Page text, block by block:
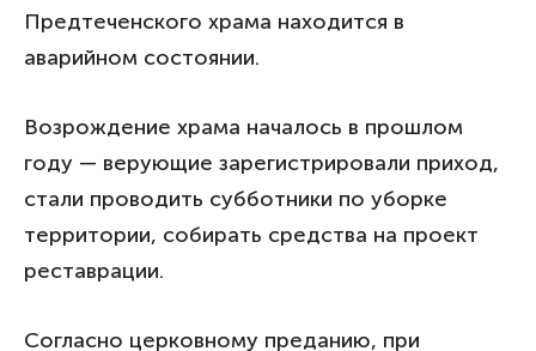
Предтеченского храма находится в
аварийном состоянии.
Возрождение храма началось в прошлом
году — верующие зарегистрировали приход,
стали проводить субботники по уборке
территории, собирать средства на проект
реставрации.
Согласно церковному преданию, при